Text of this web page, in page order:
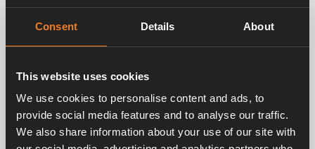
Consent Details About
This website uses cookies
We use cookies to personalise content and ads, to
provide social media features and to analyse our traffic.
We also share information about your use of our site with
Eau chaude éteinte
Paramétrage de la température
Indication de l’heure de démarrage et d’arrêt
du mode jour